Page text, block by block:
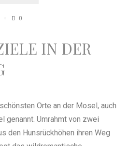
0
IN DER
Orte an der Mosel, auch
genannt. Umrahmt von zwei
den Hunsrückhöhen ihren Weg